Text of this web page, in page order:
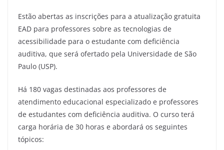
Estão abertas as inscrições para a atualização gratuita
EAD para professores sobre as tecnologias de
acessibilidade para o estudante com deficiência
auditiva, que será ofertado pela Universidade de São
Paulo (USP).
Há 180 vagas destinadas aos professores de
atendimento educacional especializado e professores
de estudantes com deficiência auditiva. O curso terá
carga horária de 30 horas e abordará os seguintes
tópicos: